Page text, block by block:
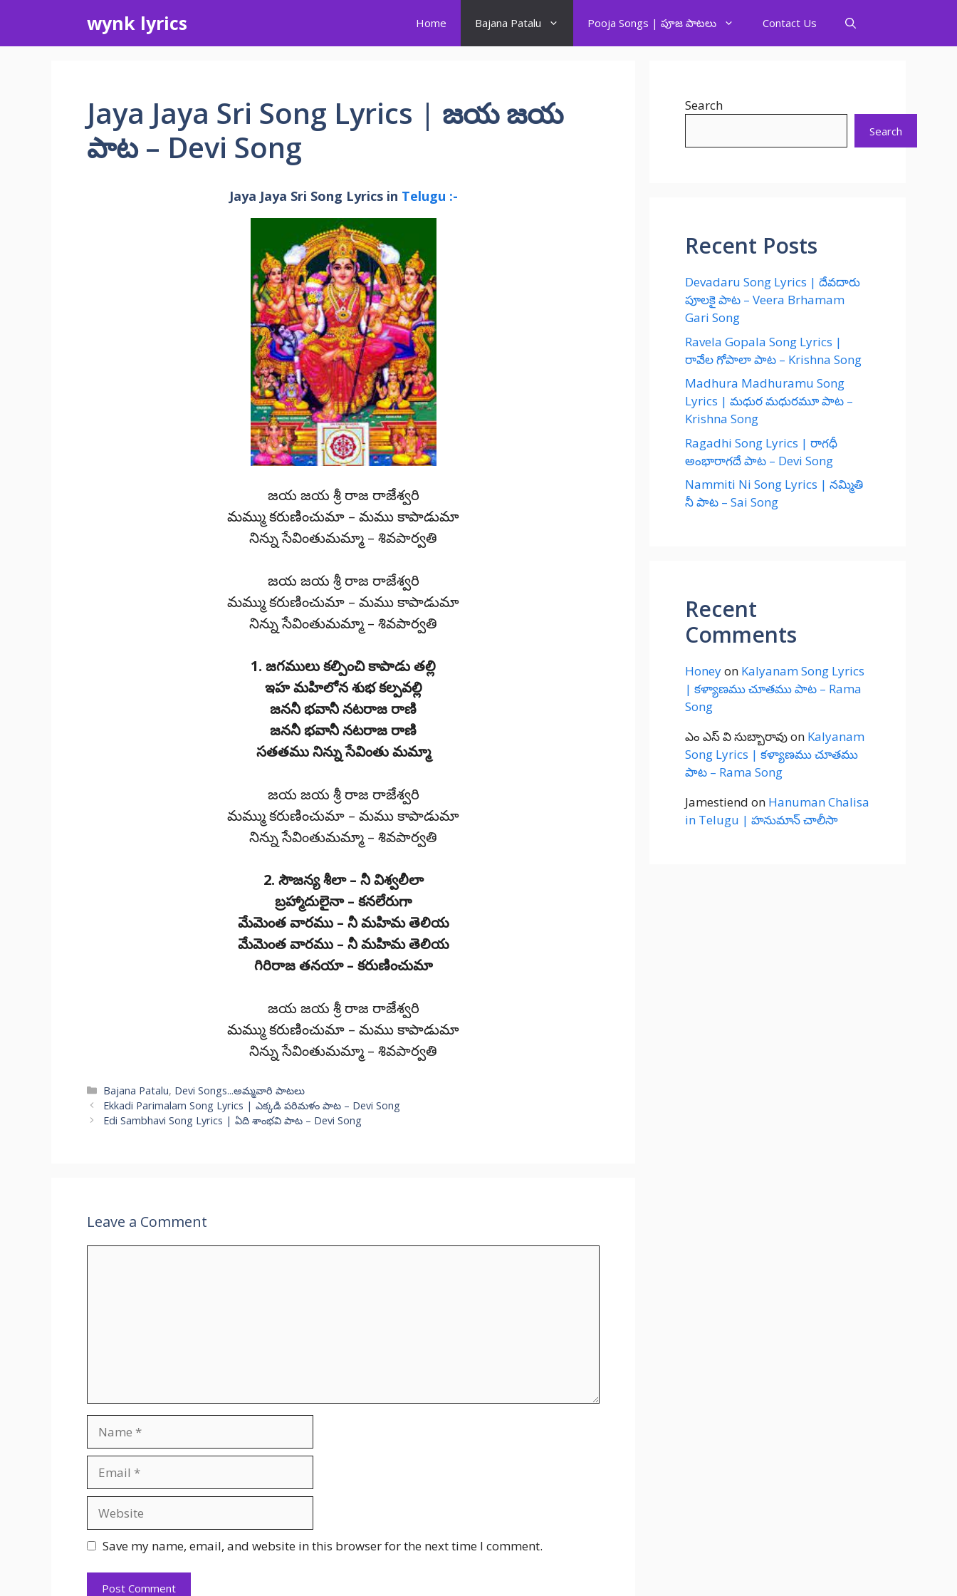
content
wynk lyrics Home Bajana Patalu Pooja Songs | పూజ పాటలు Contact Us
Jaya Jaya Sri Song Lyrics | జయ జయ
పాట – Devi Song
Jaya Jaya Sri Song Lyrics in Telugu :-
జయ జయ శ్రీ రాజ రాజేశ్వరి
మమ్ము కరుణించుమా – మము కాపాడుమా
నిన్ను సేవింతుమమ్మా – శివపార్వతి
జయ జయ శ్రీ రాజ రాజేశ్వరి
మమ్ము కరుణించుమా – మము కాపాడుమా
నిన్ను సేవింతుమమ్మా – శివపార్వతి
1. జగములు కల్పించి కాపాడు తల్లి
ఇహ మహిలోన శుభ కల్పవల్లి
జననీ భవానీ నటరాజ రాణి
జననీ భవానీ నటరాజ రాణి
సతతము నిన్ను సేవింతు మమ్మా
జయ జయ శ్రీ రాజ రాజేశ్వరి
మమ్ము కరుణించుమా – మము కాపాడుమా
నిన్ను సేవింతుమమ్మా – శివపార్వతి
2. సౌజన్య శీలా – నీ విశ్వలీలా
బ్రహ్మాదులైనా – కనలేరుగా
మేమెంత వారము – నీ మహిమ తెలియ
మేమెంత వారము – నీ మహిమ తెలియ
గిరిరాజ తనయా – కరుణించుమా
జయ జయ శ్రీ రాజ రాజేశ్వరి
మమ్ము కరుణించుమా – మము కాపాడుమా
నిన్ను సేవింతుమమ్మా – శివపార్వతి
Categories
Bajana Patalu, Devi Songs...అమ్మవారి పాటలు
Ekkadi Parimalam Song Lyrics | ఎక్కడి పరిమళం పాట – Devi Song
Edi Sambhavi Song Lyrics | ఏది శాంభవి పాట – Devi Song
Leave a Comment
Save my name, email, and website in this browser for the next time I comment.
Search
Search
Recent Posts
Devadaru Song Lyrics | దేవదారు
పూలకై పాట – Veera Brhamam
Gari Song
Ravela Gopala Song Lyrics |
రావేల గోపాలా పాట – Krishna Song
Madhura Madhuramu Song
Lyrics | మధుర మధురమూ పాట –
Krishna Song
Ragadhi Song Lyrics | రాగధీ
అంభారాగదే పాట – Devi Song
Nammiti Ni Song Lyrics | నమ్మితి
నీ పాట – Sai Song
Recent
Comments
Honeyon Kalyanam Song Lyrics
| కళ్యాణము చూతము పాట – Rama
Song
ఎం ఎస్ వి సుబ్బారావుon Kalyanam
Song Lyrics | కళ్యాణము చూతము
పాట – Rama Song
Jamestiend on Hanuman Chalisa
in Telugu | హనుమాన్ చాలీసా